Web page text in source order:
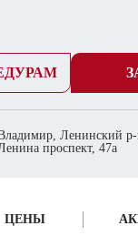
Ленинский
проспект, 47а
ЦЕНЫ